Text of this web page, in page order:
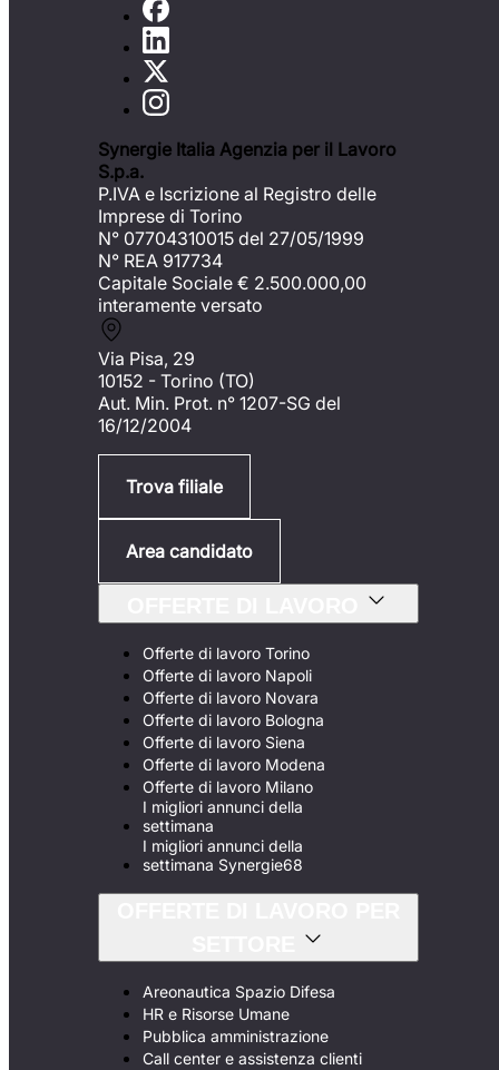
Synergie Italia Agenzia per il Lavoro
S.p.a.
P.IVA e Iscrizione al Registro delle
Imprese di Torino
N° 07704310015 del 27/05/1999
N° REA 917734
Capitale Sociale € 2.500.000,00
interamente versato
Via Pisa, 29
10152 - Torino (TO)
Aut. Min. Prot. n° 1207-SG del
16/12/2004
Trova filiale
Area candidato
Offerte di lavoro Torino
Offerte di lavoro Napoli
Offerte di lavoro Novara
Offerte di lavoro Bologna
Offerte di lavoro Siena
Offerte di lavoro Modena
Offerte di lavoro Milano
I migliori annunci della
settimana
I migliori annunci della
settimana Synergie68
Areonautica Spazio Difesa
HR e Risorse Umane
Pubblica amministrazione
Call center e assistenza clienti